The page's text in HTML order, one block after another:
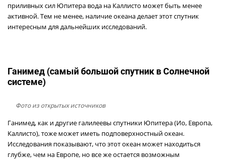
приливных сил Юпитера вода на Каллисто может быть менее
активной. Тем не менее, наличие океана делает этот спутник
интересным для дальнейших исследований.
Ганимед (самый большой спутник в Солнечной
системе)
Фото из открытых источников
Ганимед, как и другие галилеевы спутники Юпитера (Ио, Европа,
Каллисто), тоже может иметь подповерхностный океан.
Исследования показывают, что этот океан может находиться
глубже, чем на Европе, но все же остается возможным